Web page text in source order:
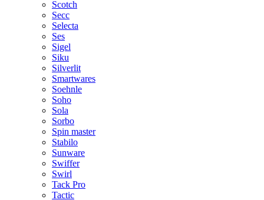
Scotch
Secc
Selecta
Ses
Sigel
Siku
Silverlit
Smartwares
Soehnle
Soho
Sola
Sorbo
Spin master
Stabilo
Sunware
Swiffer
Swirl
Tack Pro
Tactic